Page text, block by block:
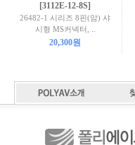
[3112E-12-8S]
26482-1 시리즈 8핀(암) 샤
시형 MS커넥터, ..
20,300원